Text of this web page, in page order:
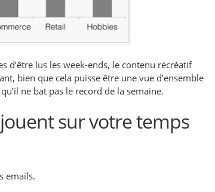
d’être lus les week-ends, le contenu récréatif
bien que cela puisse être une vue d’ensemble
ne bat pas le record de la semaine.
sur votre temps
emails.